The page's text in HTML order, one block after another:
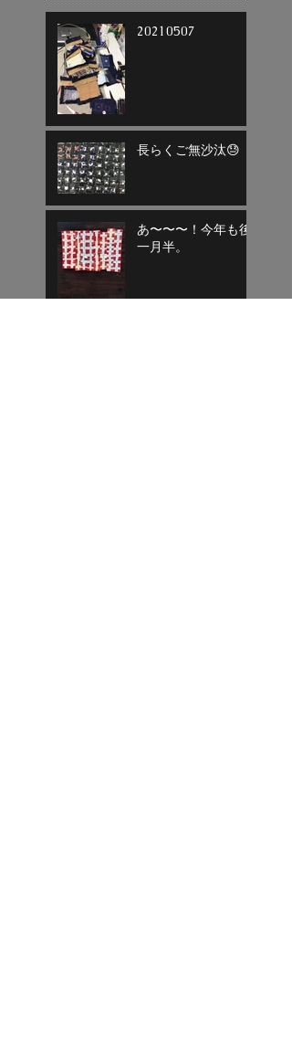
20210507
長らくご無沙汰😓
あ〜〜〜！今年も後
一月半。